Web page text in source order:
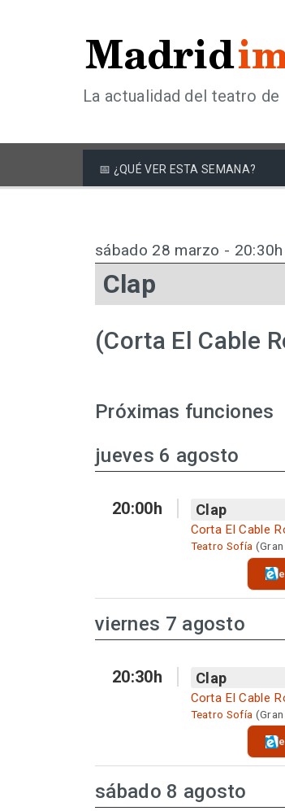
La actualidad del teatro
📅 ¿QUÉ VER ESTA SEMANA?
sábado 28 marzo - 20:30h
Clap
(Corta El Cable
Próximas funciones
jueves 6 agosto
20:00h Clap
Corta El Cable
Teatro Sofía
viernes 7 agosto
20:30h Clap
Corta El Cable
Teatro Sofía
sábado 8 agosto